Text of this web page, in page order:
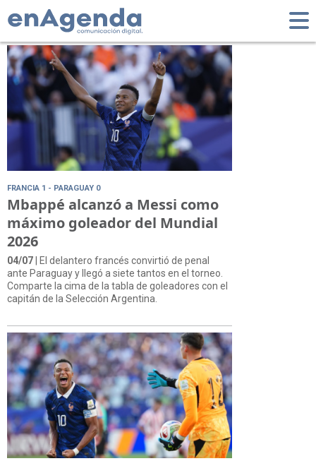
Tag: Mbappé
FRANCIA 1 - PARAGUAY 0
Mbappé alcanzó a Messi como
máximo goleador del Mundial
2026
04/07 | El delantero francés convirtió de penal
ante Paraguay y llegó a siete tantos en el torneo.
Comparte la cima de la tabla de goleadores con el
capitán de la Selección Argentina.